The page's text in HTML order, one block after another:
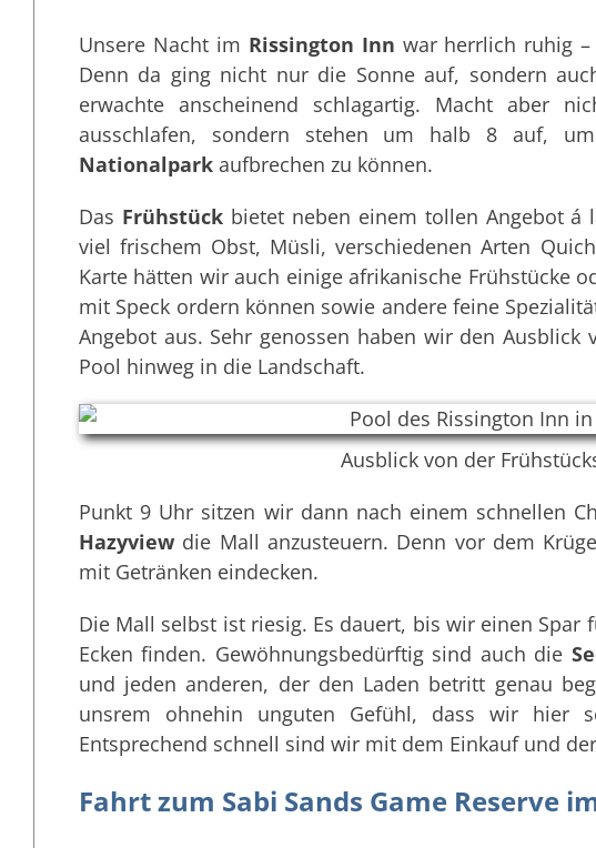
Unsere Nacht im Rissington Inn war herrlich ruhig
Denn da ging nicht nur die Sonne auf, sondern
erwachte anscheinend schlagartig. Macht aber
ausschlafen, sondern stehen um halb 8 auf,
Nationalpark aufbrechen zu können.
Das Frühstückbietet neben einem tollen Angebot á
viel frischem Obst, Müsli, verschiedenen Arten
Karte hätten wir auch einige afrikanische Frühstücke
mit Speck ordern können sowie andere feine
Angebot aus. Sehr genossen haben wir den Ausblick
Pool hinweg in die Landschaft.
Ausblick von der
Punkt 9 Uhr sitzen wir dann nach einem schnellen
Hazyview die Mall anzusteuern. Denn vor dem
mit Getränken eindecken.
Die Mall selbst ist riesig. Es dauert, bis wir einen
Ecken finden. Gewöhnungsbedürftig sind auch die
und jeden anderen, der den Laden betritt genau
unsrem ohnehin unguten Gefühl, dass wir hier
Entsprechend schnell sind wir mit dem Einkauf und
Fahrt zum Sabi Sands Game Reserve